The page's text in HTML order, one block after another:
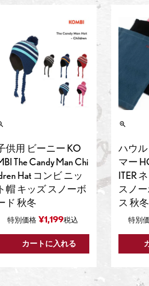
供用 ビーニー KO
The Candy Man Chi
Hat コンビ ニッ
ト帽 キッズ スノーボ
ド 秋冬
特別価格 ¥1,199税込
カートに入れる
ハウ
マー
ITER
スノ
ス 秋冬
特別